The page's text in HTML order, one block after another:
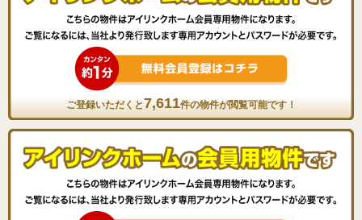
ご登録いただくと7,611件の物件が閲覧可能です！